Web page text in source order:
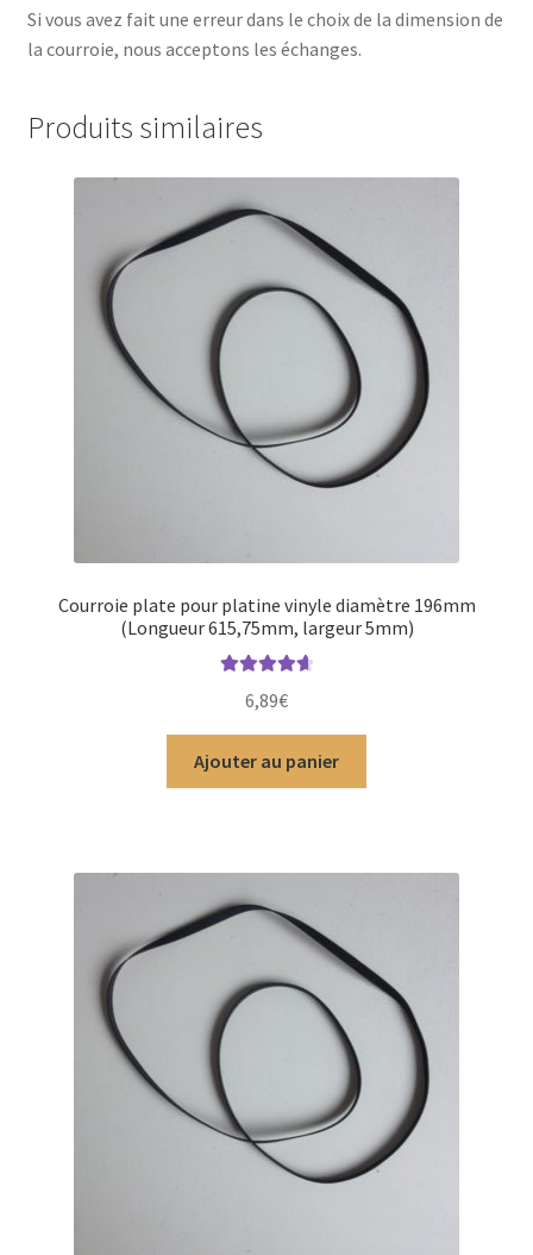
Si vous avez fait une erreur dans le choix de la dimension de
la courroie, nous acceptons les échanges.
Produits similaires
Courroie plate pour platine vinyle diamètre 196mm
(Longueur 615,75mm, largeur 5mm)
sur 5
6,89€
Ajouter au panier